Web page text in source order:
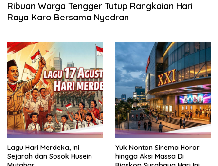
Ribuan Warga Tengger Tutup Rangkaian Hari
Raya Karo Bersama Nyadran
Lagu Hari Merdeka, Ini
Sejarah dan Sosok Husein
Yuk Nonton Sinema Horor
hingga Aksi Massa Di